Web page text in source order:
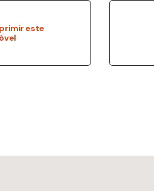
este